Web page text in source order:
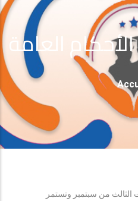
الأحكام العامة
الثالث من سبتمبر وتستمر